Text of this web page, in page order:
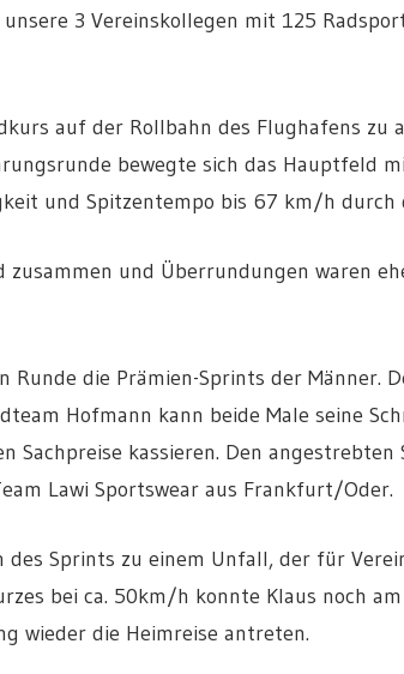
3 Vereinskollegen mit 125
auf der Rollbahn des Flughafens zu
bewegte sich das Hauptfeld
und Spitzentempo bis 67 km/h durch
und Überrundungen waren
die Prämien-Sprints der Männer.
Hofmann kann beide Male seine
Sachpreise kassieren. Den angestrebten
Lawi Sportswear aus Frankfurt/Oder.
Sprints zu einem Unfall, der für
bei ca. 50km/h konnte Klaus noch
wieder die Heimreise antreten.